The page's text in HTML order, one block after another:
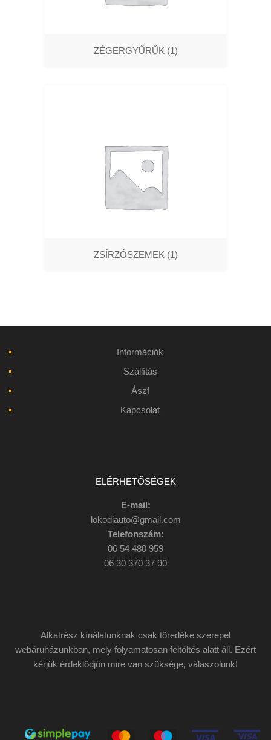
ZÉGERGYŰRŰK (1)
ZSÍRZÓSZEMEK (1)
Információk
Szállítás
Ászf
Kapcsolat
ELÉRHETŐSÉGEK
E-mail:
lokodiauto@gmail.com
Telefonszám:
06 54 480 959
06 30 370 37 90
Alkatrész kínálatunknak csak töredéke szerepel
webáruházunkban, mely folyamatosan feltöltés alatt áll. Ezért
kérjük érdeklődjön mire van szüksége, válaszolunk!